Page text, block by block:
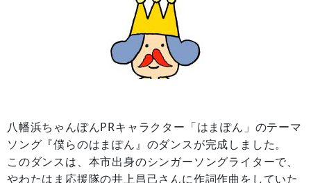
八幡浜ちゃんぽんPRキャラクター「はまぽん」のテーマ
ソング『僕らのはまぽん』のダンスが完成しました。
このダンスは、本市出身のシンガーソングライターで、
やわたはま応援隊の井上昌己さんに作詞作曲をしていた